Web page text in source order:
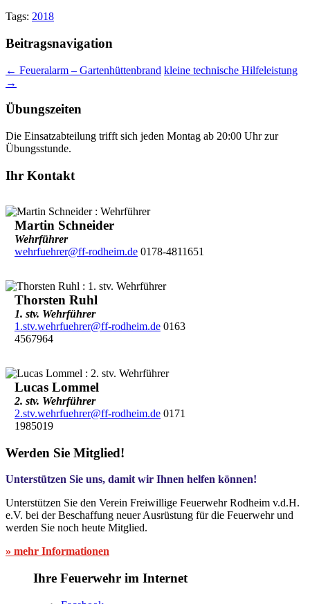
Tags: 2018
Beitragsnavigation
← Feueralarm – Gartenhüttenbrand kleine technische Hilfeleistung
→
Übungszeiten
Die Einsatzabteilung trifft sich jeden Montag ab 20:00 Uhr zur
Übungsstunde.
Ihr Kontakt
Martin Schneider
Wehrführer
wehrfuehrer@ff-rodheim.de0178-4811651
Thorsten Ruhl
1. stv. Wehrführer
1.stv.wehrfuehrer@ff-rodheim.de0163
4567964
Lucas Lommel
2. stv. Wehrführer
2.stv.wehrfuehrer@ff-rodheim.de0171
1985019
Werden Sie Mitglied!
Unterstützen Sie uns, damit wir Ihnen helfen können!
Unterstützen Sie den Verein Freiwillige Feuerwehr Rodheim v.d.H.
e.V. bei der Beschaffung neuer Ausrüstung für die Feuerwehr und
werden Sie noch heute Mitglied.
» mehr Informationen
Ihre Feuerwehr im Internet